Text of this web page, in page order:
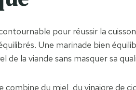
pour réussir la
Une marinade bien
la viande sans masquer sa
du miel, du vinaigre de